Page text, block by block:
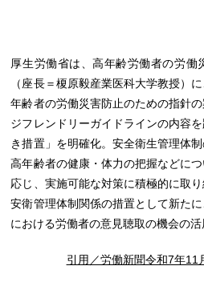
厚生労働省は、高年齢労働者の労働
（座長＝榎原毅産業医科大学教授）
年齢者の労働災害防止のための指針
ジフレンドリーガイドラインの内容
き措置」を明確化。安全衛生管理体
高年齢者の健康・体力の把握などに
応じ、実施可能な対策に積極的に取
安衛管理体制関係の措置として新た
における労働者の意見聴取の機会の活
引用／労働新聞令和7年11